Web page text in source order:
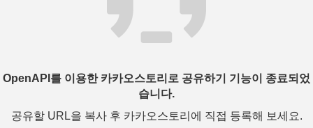
OpenAPI를 이용한 카카오스토리로 공유하기 기능이 종료되었
습니다.
공유할 URL을 복사 후 카카오스토리에 직접 등록해 보세요.